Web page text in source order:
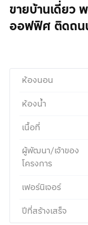
ขายบ้านเดี่ยว
ออฟฟิศ ติดถน
ห้องนอน
ห้องน้ำ
เนื้อที่
ผู้พัฒนา/เจ้าของ
โครงการ
เฟอร์นิเจอร์
ปีที่สร้างเสร็จ